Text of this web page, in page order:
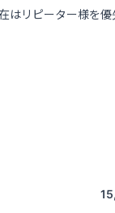
はリピーター様を優